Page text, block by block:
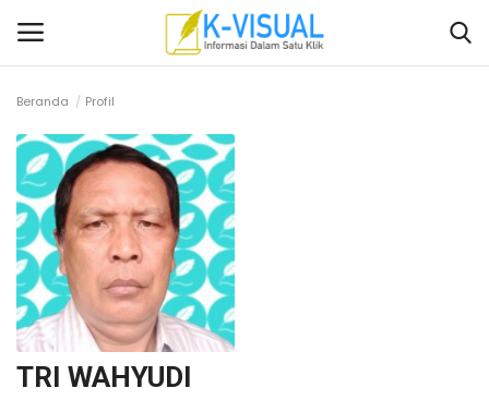
Beranda
Contact
Banten
Yogyakarta
Beranda Profil
TRI WAHYUDI